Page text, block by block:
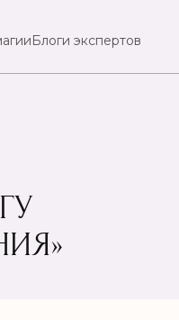
Блоги экспертов